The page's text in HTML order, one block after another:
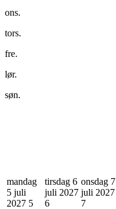
ons.
tors.
fre.
lør.
søn.
mandag
5 juli
2027 5
tirsdag 6
juli 2027
6
onsdag 7
juli 2027
7